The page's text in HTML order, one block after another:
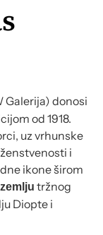
Galerija) donosi
od 1918.
uz vrhunske
i
ikone širom
tržnog
Diopte i